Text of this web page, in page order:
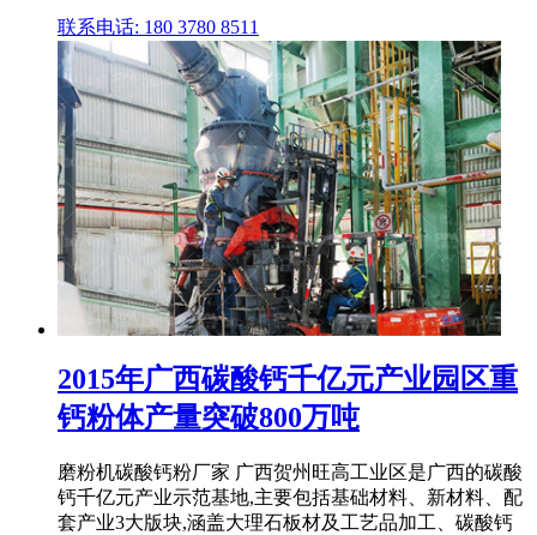
联系电话: 180 3780 8511
2015年广西碳酸钙千亿元产业园区重
钙粉体产量突破800万吨
磨粉机碳酸钙粉厂家 广西贺州旺高工业区是广西的碳酸
钙千亿元产业示范基地,主要包括基础材料、新材料、配
套产业3大版块,涵盖大理石板材及工艺品加工、碳酸钙